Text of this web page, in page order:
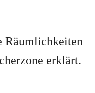
Räumlichkeiten
erklärt.